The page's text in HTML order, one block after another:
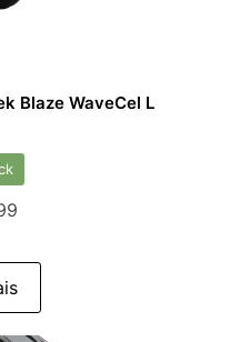
Blaze WaveCel L